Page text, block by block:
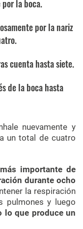
la boca.
por la nariz
cuenta hasta siete.
de la boca hasta
nuevamente y
un total de cuatro
importante de
durante ocho
la respiración
pulmones y luego
lo que produce un